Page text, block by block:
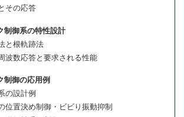
その応答
制御系の特性設計
と根軌跡法
波数応答と要求される性能
制御の応用例
の設計例
置決め制御・ビビり振動抑制